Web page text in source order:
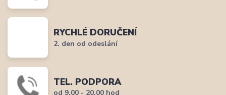
RYCHLÉ DORUČENÍ
2. den od odeslání
TEL. PODPORA
od 9,00 - 20,00 hod